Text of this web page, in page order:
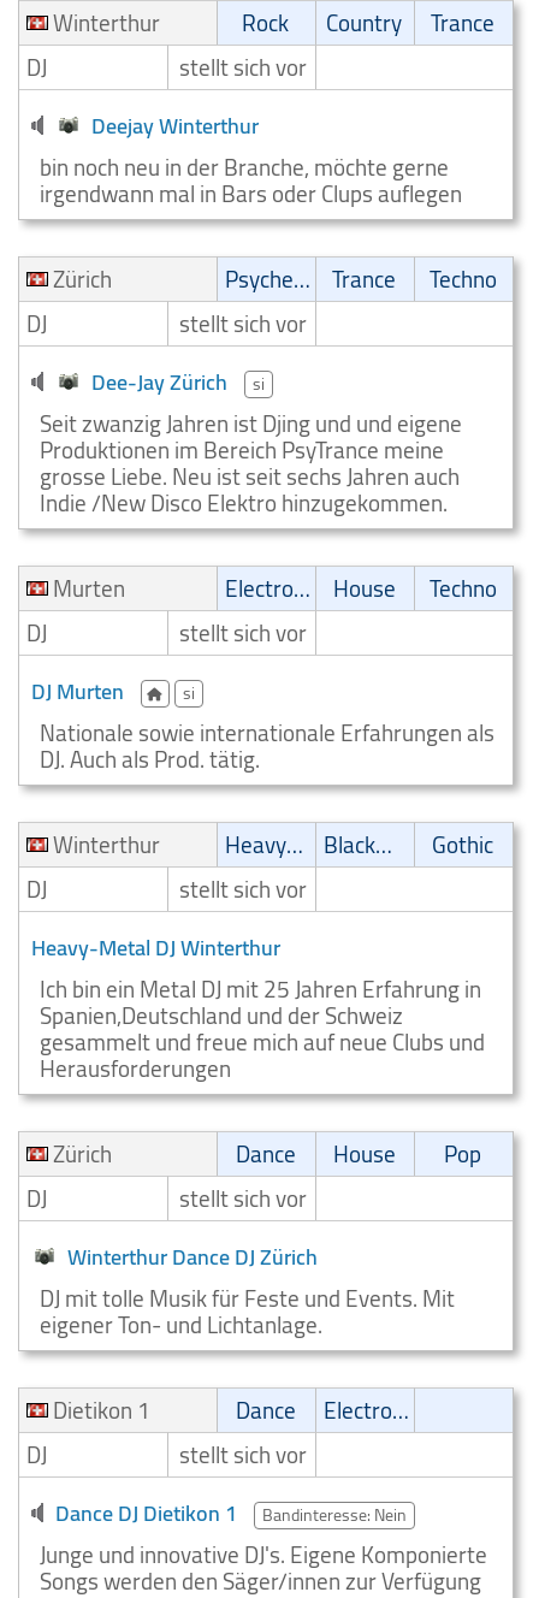
Winterthur
Rock Country
Trance
DJ
stellt sich vor
Deejay Winterthur
bin noch neu in der Branche, möchte gerne
irgendwann mal in Bars oder Clups auflegen
Zürich
Psychedelic Trance
Techno
DJ
stellt sich vor
Dee-Jay Zürich si
Seit zwanzig Jahren ist Djing und und eigene
Produktionen im Bereich PsyTrance meine
grosse Liebe. Neu ist seit sechs Jahren auch
Indie /New Disco Elektro hinzugekommen.
Murten
Electronic House
Techno
DJ
stellt sich vor
DJ Murten si
Nationale sowie internationale Erfahrungen als
DJ. Auch als Prod. tätig.
Winterthur
Heavy-Metal Blackmetal/Deathmetal
Gothic
DJ
stellt sich vor
Heavy-Metal DJ Winterthur
Ich bin ein Metal DJ mit 25 Jahren Erfahrung in
Spanien,Deutschland und der Schweiz
gesammelt und freue mich auf neue Clubs und
Herausforderungen
Zürich
Dance House
Pop
DJ
stellt sich vor
Winterthur Dance DJ Zürich
DJ mit tolle Musik für Feste und Events. Mit
eigener Ton- und Lichtanlage.
Dietikon 1
Dance
Electronic
DJ
stellt sich vor
Dance DJ Dietikon 1 Bandinteresse: Nein
Junge und innovative DJ's. Eigene Komponierte
Songs werden den Säger/innen zur Verfügung